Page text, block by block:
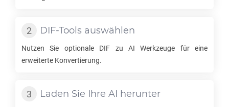
DIF-Tools auswählen
Nutzen Sie optionale DIF zu AI Werkzeuge für eine
erweiterte Konvertierung.
Laden Sie Ihre AI herunter